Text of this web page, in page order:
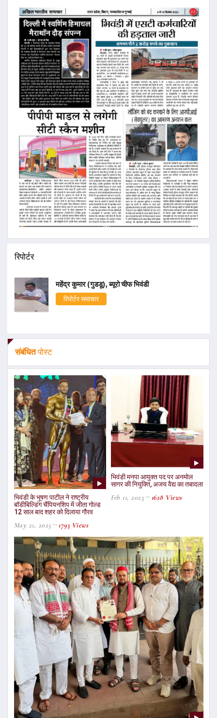
रिपोर्टर
महेंद्र कुमार (गुडडू), ब्यूरो चीफ भिवंडी
रिपोर्टर समाचार
संबंधितपोस्ट
भिवंडी के भूषण पाटील ने राष्ट्रीय
बॉडीबिल्डिंग चैंपियनशिप में जीता गोल्ड
12 साल बाद शहर को दिलाया गौरव
May 21, 2025 1793 Views
भिवंडी मनपा आयुक्त पद पर अनमोल
सागर की नियुक्ति, अजय वैद्य का तबादला
Feb 11, 2025 1628 Views